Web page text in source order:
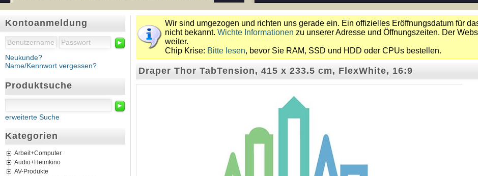
Kontoanmeldung
►
Neukunde?
Name/Kennwort vergessen?
Produktsuche
►
erweiterte Suche
Kategorien
Arbeit+Computer
Audio+Heimkino
AV-Produkte
Wir sind umgezogen und richten uns gerade ein. Ein offizielles Eröffnungsdatum für
nicht bekannt. Wichte Informationen zu unserer Adresse und Öffnungszeiten. Der
weiter.
Chip Krise: Bitte lesen, bevor Sie RAM, SSD und HDD oder CPUs bestellen.
Draper Thor TabTension, 415 x 233.5 cm, FlexWhite, 16:9